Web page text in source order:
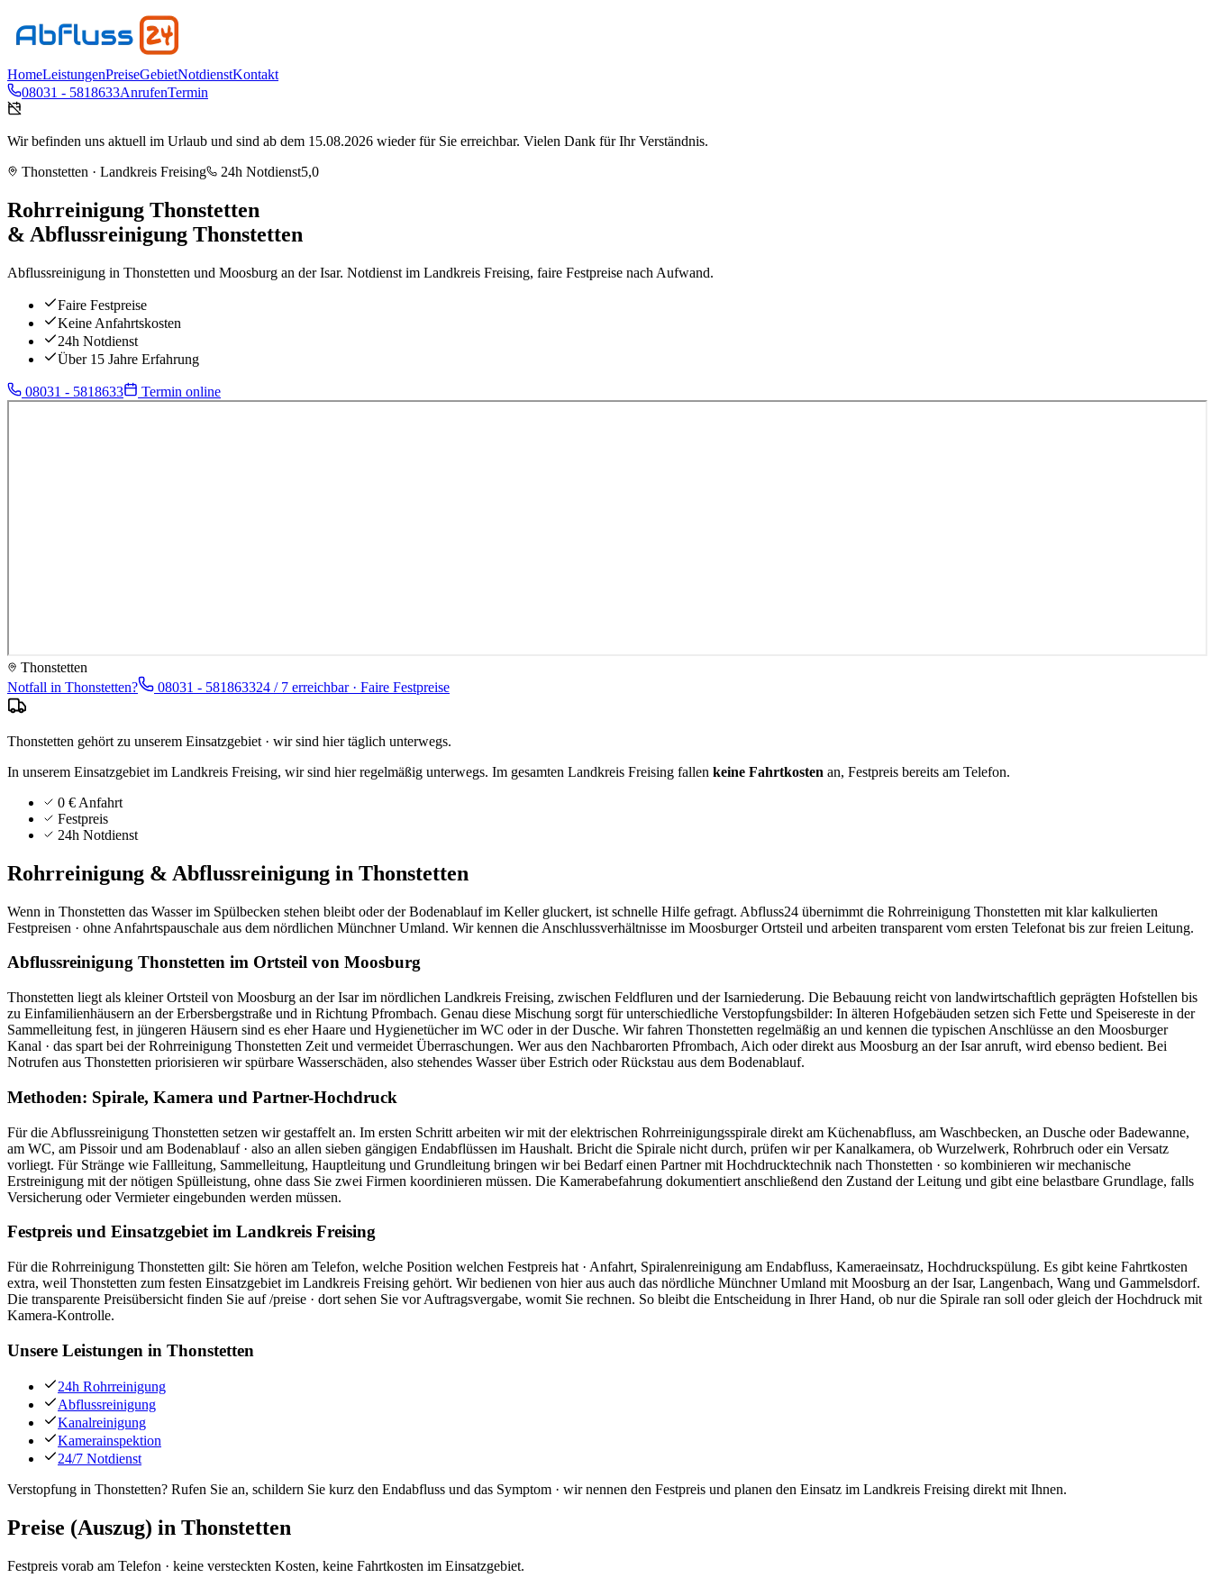
HomeLeistungenPreiseGebietNotdienstKontakt
08031 - 5818633AnrufenTermin
Wir befinden uns aktuell im Urlaub und sind ab dem 15.08.2026 wieder für Sie erreichbar. Vielen Dank für Ihr Verständnis.
Thonstetten · Landkreis Freising 24h Notdienst5,0
Rohrreinigung Thonstetten
& Abflussreinigung Thonstetten
Abflussreinigung in Thonstetten und Moosburg an der Isar. Notdienst im Landkreis Freising, faire Festpreise nach Aufwand.
Faire Festpreise
Keine Anfahrtskosten
24h Notdienst
Über 15 Jahre Erfahrung
08031 - 5818633 Termin online
Thonstetten
Notfall in Thonstetten? 08031 - 581863324 / 7 erreichbar · Faire Festpreise
Thonstetten gehört zu unserem Einsatzgebiet · wir sind hier täglich unterwegs.
In unserem Einsatzgebiet im Landkreis Freising, wir sind hier regelmäßig unterwegs. Im gesamten Landkreis Freising fallen keine Fahrtkosten an, Festpreis bereits am Telefon.
0 € Anfahrt
Festpreis
24h Notdienst
Rohrreinigung & Abflussreinigung in Thonstetten
Wenn in Thonstetten das Wasser im Spülbecken stehen bleibt oder der Bodenablauf im Keller gluckert, ist schnelle Hilfe gefragt. Abfluss24 übernimmt die Rohrreinigung Thonstetten mit klar kalkulierten
Festpreisen · ohne Anfahrtspauschale aus dem nördlichen Münchner Umland. Wir kennen die Anschlussverhältnisse im Moosburger Ortsteil und arbeiten transparent vom ersten Telefonat bis zur freien Leitung.
Abflussreinigung Thonstetten im Ortsteil von Moosburg
Thonstetten liegt als kleiner Ortsteil von Moosburg an der Isar im nördlichen Landkreis Freising, zwischen Feldfluren und der Isarniederung. Die Bebauung reicht von landwirtschaftlich geprägten Hofstellen bis
zu Einfamilienhäusern an der Erbersbergstraße und in Richtung Pfrombach. Genau diese Mischung sorgt für unterschiedliche Verstopfungsbilder: In älteren Hofgebäuden setzen sich Fette und Speisereste in der
Sammelleitung fest, in jüngeren Häusern sind es eher Haare und Hygienetücher im WC oder in der Dusche. Wir fahren Thonstetten regelmäßig an und kennen die typischen Anschlüsse an den Moosburger
Kanal · das spart bei der Rohrreinigung Thonstetten Zeit und vermeidet Überraschungen. Wer aus den Nachbarorten Pfrombach, Aich oder direkt aus Moosburg an der Isar anruft, wird ebenso bedient. Bei
Notrufen aus Thonstetten priorisieren wir spürbare Wasserschäden, also stehendes Wasser über Estrich oder Rückstau aus dem Bodenablauf.
Methoden: Spirale, Kamera und Partner-Hochdruck
Für die Abflussreinigung Thonstetten setzen wir gestaffelt an. Im ersten Schritt arbeiten wir mit der elektrischen Rohrreinigungsspirale direkt am Küchenabfluss, am Waschbecken, an Dusche oder Badewanne,
am WC, am Pissoir und am Bodenablauf · also an allen sieben gängigen Endabflüssen im Haushalt. Bricht die Spirale nicht durch, prüfen wir per Kanalkamera, ob Wurzelwerk, Rohrbruch oder ein Versatz
vorliegt. Für Stränge wie Fallleitung, Sammelleitung, Hauptleitung und Grundleitung bringen wir bei Bedarf einen Partner mit Hochdrucktechnik nach Thonstetten · so kombinieren wir mechanische
Erstreinigung mit der nötigen Spülleistung, ohne dass Sie zwei Firmen koordinieren müssen. Die Kamerabefahrung dokumentiert anschließend den Zustand der Leitung und gibt eine belastbare Grundlage, falls
Versicherung oder Vermieter eingebunden werden müssen.
Festpreis und Einsatzgebiet im Landkreis Freising
Für die Rohrreinigung Thonstetten gilt: Sie hören am Telefon, welche Position welchen Festpreis hat · Anfahrt, Spiralenreinigung am Endabfluss, Kameraeinsatz, Hochdruckspülung. Es gibt keine Fahrtkosten
extra, weil Thonstetten zum festen Einsatzgebiet im Landkreis Freising gehört. Wir bedienen von hier aus auch das nördliche Münchner Umland mit Moosburg an der Isar, Langenbach, Wang und Gammelsdorf.
Die transparente Preisübersicht finden Sie auf /preise · dort sehen Sie vor Auftragsvergabe, womit Sie rechnen. So bleibt die Entscheidung in Ihrer Hand, ob nur die Spirale ran soll oder gleich der Hochdruck mit
Kamera-Kontrolle.
Unsere Leistungen in Thonstetten
24h Rohrreinigung
Abflussreinigung
Kanalreinigung
Kamerainspektion
24/7 Notdienst
Verstopfung in Thonstetten? Rufen Sie an, schildern Sie kurz den Endabfluss und das Symptom · wir nennen den Festpreis und planen den Einsatz im Landkreis Freising direkt mit Ihnen.
Preise (Auszug) in Thonstetten
Festpreis vorab am Telefon · keine versteckten Kosten, keine Fahrtkosten im Einsatzgebiet.